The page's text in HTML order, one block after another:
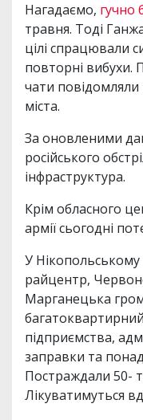
Нагадаємо, гучно
травня. Тоді
цілі спрацювали
повторні вибухи.
чати повідомляли
міста.
За оновленими
російського
інфраструктура.
Крім обласного
армії сьогодні
У Нікопольському
райцентр,
Марганецька
підприємства,
заправки та
Постраждали 50-
Лікуватимуться